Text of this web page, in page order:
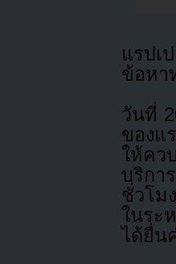
แรปเ
ข้อหา
วันที่
ของแ
ให้คว
บริก
ชั่วโม
ในระ
ได้ยื่น